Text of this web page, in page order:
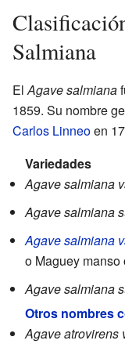
Salmiana
ElAgave salmiana
1859. Su nombre
Carlos Linneoen
Variedades
Agave salmiana
Agave salmiana
Agave salmiana
o Maguey manso
Agave salmiana
Otros nombres
Agave atrovirens